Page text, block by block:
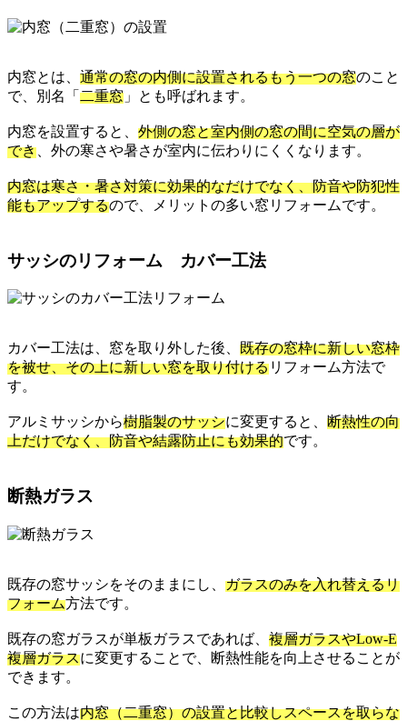
内窓とは、 通常の窓の内側に設置されるもう一つの窓のこと
で、別名「 二重窓 」とも呼ばれます。
内窓を設置すると、 外側の窓と室内側の窓の間に空気の層が
でき 、外の寒さや暑さが室内に伝わりにくくなります。
内窓は寒さ・暑さ対策に効果的なだけでなく、防音や防犯性
能もアップするので、メリットの多い窓リフォームです。
サッシのリフォーム カバー工法
カバー工法は、窓を取り外した後、 既存の窓枠に新しい窓枠
を被せ、その上に新しい窓を取り付けるリフォーム方法で
す。
アルミサッシから樹脂製のサッシに変更すると、 断熱性の向
上だけでなく、防音や結露防止にも効果的です。
断熱ガラス
既存の窓サッシをそのままにし、 ガラスのみを入れ替えるリ
フォーム方法です。
既存の窓ガラスが単板ガラスであれば、 複層ガラスやLow-E
複層ガラスに変更することで、断熱性能を向上させることが
できます。
この方法は内窓（二重窓）の設置と比較しスペースを取らな